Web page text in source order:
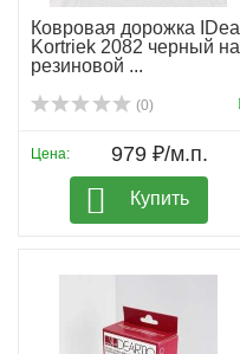
Ковровая дорожка IDeal
Kortriek 2082 черный на
резиновой ...
(0)
Цена: 979 ₽/м.п.
Купить